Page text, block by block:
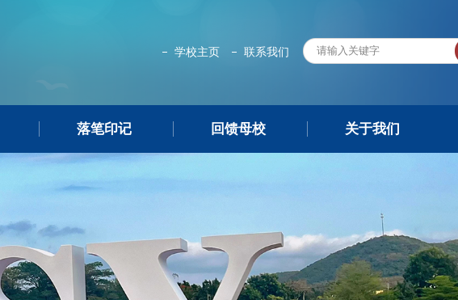
学校主页 联系我们
落笔印记 回馈母校 关于我们